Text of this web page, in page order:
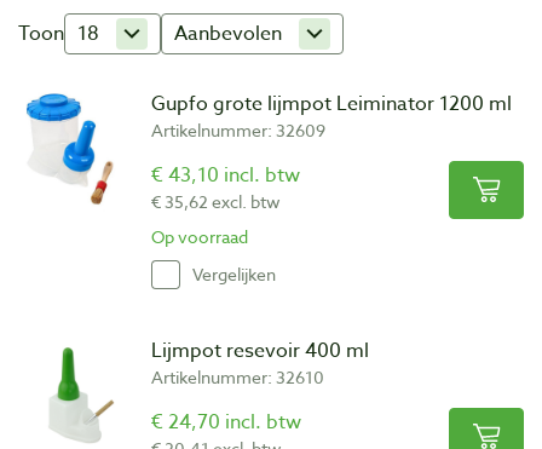
Toon 18 Aanbevolen
Gupfo grote lijmpot Leiminator 1200 ml
Artikelnummer: 32609
€ 43,10 incl. btw
€ 35,62 excl. btw
Op voorraad
Vergelijken
Lijmpot resevoir 400 ml
Artikelnummer: 32610
€ 24,70 incl. btw